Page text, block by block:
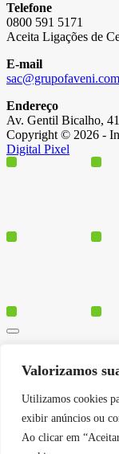
Valorizamos
Utilizamos cookies
exibir anúncios ou
Ao clicar em
Telefone
0800 591 5171
Aceita Ligações de
E-mail
Endereço
Av. Gentil Bicalho,
Copyright © 2026 -
Digital Pixel
Polos
Institucional